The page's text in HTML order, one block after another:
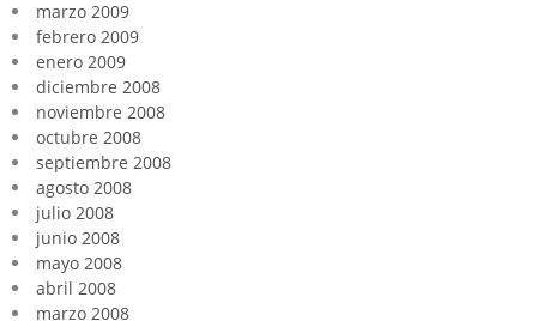
marzo 2009
febrero 2009
enero 2009
diciembre 2008
noviembre 2008
octubre 2008
septiembre 2008
agosto 2008
julio 2008
junio 2008
mayo 2008
abril 2008
marzo 2008